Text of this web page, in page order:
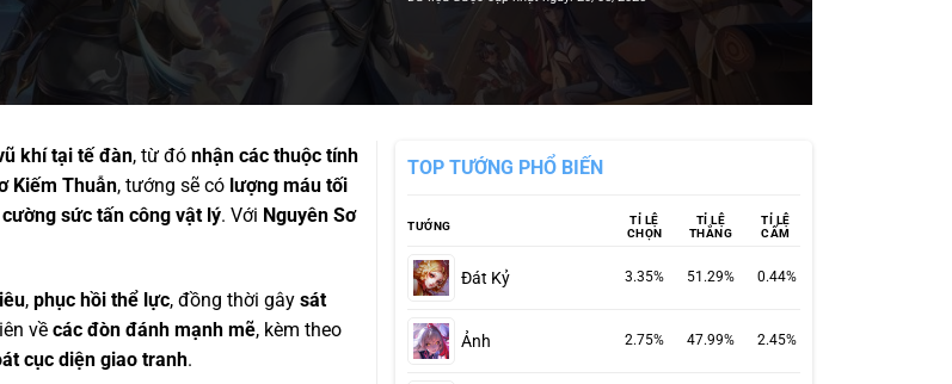
khí tại tế đàn, từ đó nhận các thuộc tính
Kiếm Thuẫn, tướng sẽ có lượng máu tối
sức tấn công vật lý. Với Nguyên Sơ
, phục hồi thể lực, đồng thời gây sát
về các đòn đánh mạnh mẽ, kèm theo
cục diện giao tranh.
TOP TƯỚNG PHỔ BIẾN
TƯỚNG
TỈ LỆ
CHỌN
TỈ LỆ
THẮNG
TỈ LỆ
CẤM
Đát Kỷ 3.35% 51.29% 0.44%
Ảnh 2.75% 47.99% 2.45%